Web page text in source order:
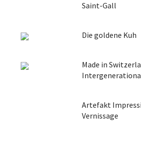
Saint-Gall
Die goldene Kuh
Made in
Artefakt
Vernissage